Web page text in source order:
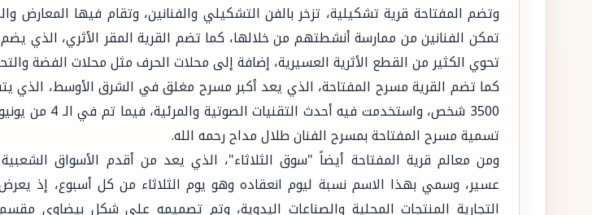
وتضم المفتاحة قرية تشكيلية، تزخر بالفن التشكيلي والفنانين، وتقام فيها المعارض
تمكن الفنانين من ممارسة أنشطتهم من خلالها، كما تضم القرية المقر الأثري، الذي
تحوي الكثير من القطع الأثرية العسيرية، إضافة إلى محلات الحرف مثل محلات الفضة
كما تضم القرية مسرح المفتاحة، الذي يعد أكبر مسرح مغلق في الشرق الأوسط، الذي
تسمية مسرح المفتاحة بمسرح الفنان طلال مداح رحمه الله.
ومن معالم قرية المفتاحة أيضاً "سوق الثلاثاء"، الذي يعد من أقدم الأسواق
عسير، وسمي بهذا الاسم نسبة ليوم انعقاده وهو يوم الثلاثاء من كل أسبوع، إذ
التجارية المنتجات المحلية والصناعات اليدوية، وتم تصميمه على شكل بيضاوي